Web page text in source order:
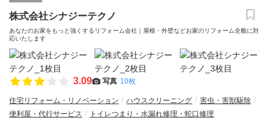
株式会社シナジーテクノ
あなたのお家をもっと強くするリフォーム会社｜屋根・外壁などお家のリフォーム全般に対
応いたします
3.09 写真 10枚
住宅リフォーム・リノベーション ハウスクリーニング
害虫・害獣駆除
便利屋・代行サービス
トイレつまり・水漏れ修理・蛇口修理